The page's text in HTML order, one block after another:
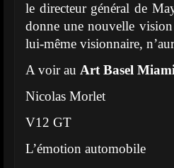
le directeur général de
donne une nouvelle
lui-même visionnaire,
A voir au Art Basel
Nicolas Morlet
V12 GT
L’émotion automobile